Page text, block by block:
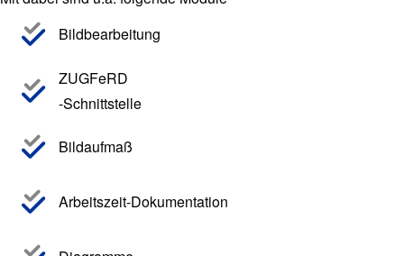
Bildbearbeitung
ZUGFeRD
-Schnittstelle
Bildaufmaß
Arbeitszeit-Dokumentation